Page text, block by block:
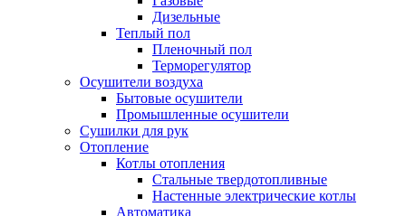
Дизельные
Теплый пол
Пленочный пол
Терморегулятор
Осушители воздуха
Бытовые осушители
Промышленные осушители
Сушилки для рук
Отопление
Котлы отопления
Стальные твердотопливные
Настенные электрические котлы
Автоматика